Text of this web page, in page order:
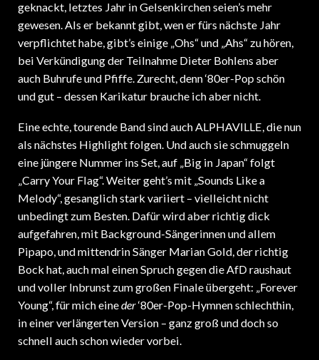
gewesen. Als er bekannt gibt, wen er fürs nächste Jahr
verpflichtet habe, gibt’s einige „Ohs“ und „Ahs“ zu hören,
bei Verkündigung der Teilnahme Dieter Bohlens aber
auch Buhrufe und Pfiffe. Zurecht, denn ‘80er-Pop schön
und gut – dessen Karikatur brauche ich aber nicht.
Eine echte, tourende Band sind auch ALPHAVILLE, die nun
als nächstes Highlight folgen. Und auch sie schmuggeln
eine jüngere Nummer ins Set, auf „Big in Japan“ folgt
„Carry Your Flag“. Weiter geht’s mit „Sounds Like a
Melody“, gesanglich stark variiert – vielleicht nicht
unbedingt zum Besten. Dafür wird aber richtig dick
aufgefahren, mit Background-Sängerinnen und allem
Pipapo, und mittendrin Sänger Marian Gold, der richtig
Bock hat, auch mal einen Spruch gegen die AfD raushaut
und voller Inbrunst zum großen Finale übergeht: „Forever
Young“, für mich eine der ‘80er-Pop-Hymnen schlechthin,
in einer verlängerten Version – ganz groß und doch so
schnell auch schon wieder vorbei.